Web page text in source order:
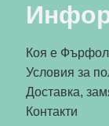
Коя е
Условия за
Доставка,
Контакти